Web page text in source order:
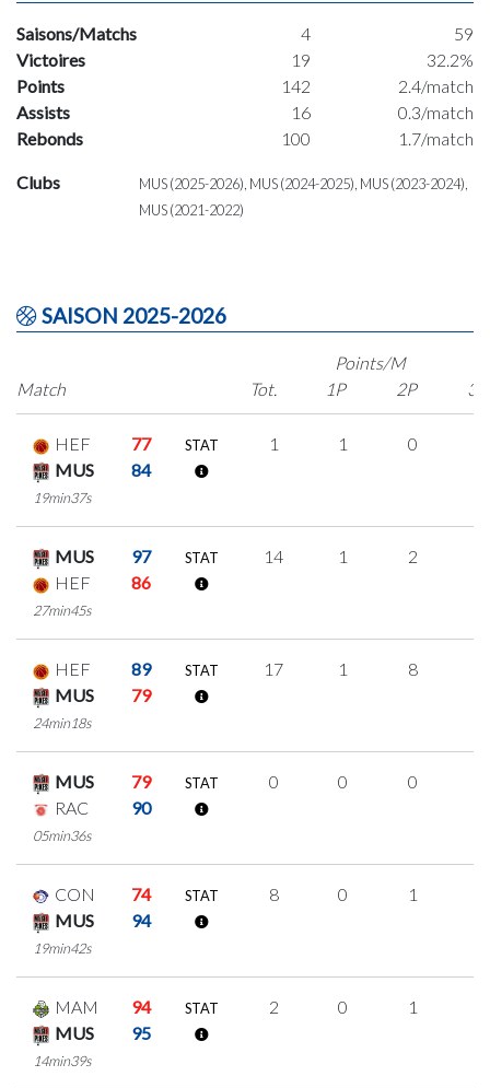
Saisons/Matchs 4
59
Victoires
19
32.2%
Points
142
2.4/match
Assists
16
0.3/match
Rebonds
100 1.7/match
Clubs
MUS (2025-2026), MUS (2024-2025), MUS (2023-2024),
MUS (2021-2022)
SAISON 2025-2026
Match
Points/M
Tot.
1P 2P 3P
HEF
77
MUS
84
19min37s
STAT 1 1 0
MUS
97
HEF
86
27min45s
STAT 14 1 2
HEF
89
MUS
79
24min18s
STAT 17 1 8
MUS
79
RAC
90
05min36s
STAT 0 0 0
CON
74
MUS
94
19min42s
STAT 8 0 1
MAM
94
MUS
95
14min39s
STAT 2 0 1